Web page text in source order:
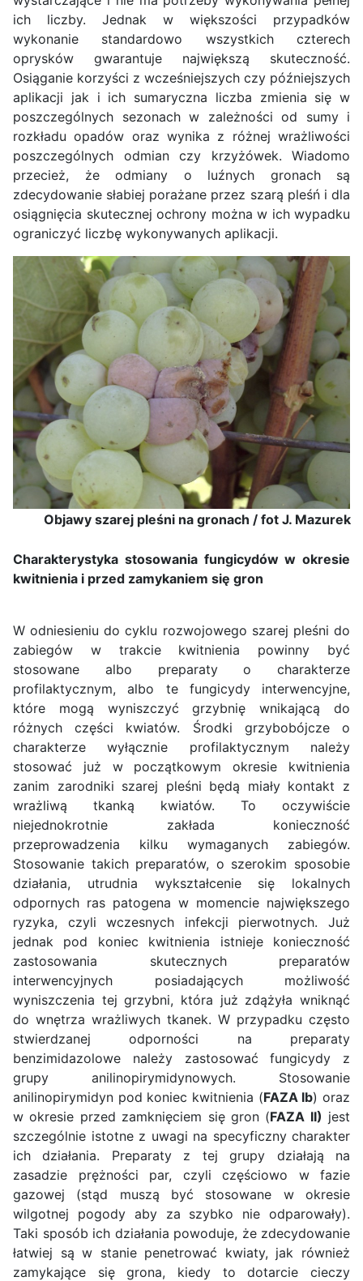
ich liczby. Jednak w większości przypadków
wykonanie standardowo wszystkich czterech
oprysków gwarantuje największą skuteczność.
Osiąganie korzyści z wcześniejszych czy późniejszych
aplikacji jak i ich sumaryczna liczba zmienia się w
poszczególnych sezonach w zależności od sumy i
rozkładu opadów oraz wynika z różnej wrażliwości
poszczególnych odmian czy krzyżówek. Wiadomo
przecież, że odmiany o luźnych gronach są
zdecydowanie słabiej porażane przez szarą pleśń i dla
osiągnięcia skutecznej ochrony można w ich wypadku
ograniczyć liczbę wykonywanych aplikacji.
Objawy szarej pleśni na gronach / fot J. Mazurek
Charakterystyka stosowania fungicydów w okresie
kwitnienia i przed zamykaniem się gron
W odniesieniu do cyklu rozwojowego szarej pleśni do
zabiegów w trakcie kwitnienia powinny być
stosowane albo preparaty o charakterze
profilaktycznym, albo te fungicydy interwencyjne,
które mogą wyniszczyć grzybnię wnikającą do
różnych części kwiatów. Środki grzybobójcze o
charakterze wyłącznie profilaktycznym należy
stosować już w początkowym okresie kwitnienia
zanim zarodniki szarej pleśni będą miały kontakt z
wrażliwą tkanką kwiatów. To oczywiście
niejednokrotnie zakłada konieczność
przeprowadzenia kilku wymaganych zabiegów.
Stosowanie takich preparatów, o szerokim sposobie
działania, utrudnia wykształcenie się lokalnych
odpornych ras patogena w momencie największego
ryzyka, czyli wczesnych infekcji pierwotnych. Już
jednak pod koniec kwitnienia istnieje konieczność
zastosowania skutecznych preparatów
interwencyjnych posiadających możliwość
wyniszczenia tej grzybni, która już zdążyła wniknąć
do wnętrza wrażliwych tkanek. W przypadku często
stwierdzanej odporności na preparaty
benzimidazolowe należy zastosować fungicydy z
grupy anilinopirymidynowych. Stosowanie
anilinopirymidyn pod koniec kwitnienia (FAZA Ib) oraz
w okresie przed zamknięciem się gron (FAZA II) jest
szczególnie istotne z uwagi na specyficzny charakter
ich działania. Preparaty z tej grupy działają na
zasadzie prężności par, czyli częściowo w fazie
gazowej (stąd muszą być stosowane w okresie
wilgotnej pogody aby za szybko nie odparowały).
Taki sposób ich działania powoduje, że zdecydowanie
łatwiej są w stanie penetrować kwiaty, jak również
zamykające się grona, kiedy to dotarcie cieczy